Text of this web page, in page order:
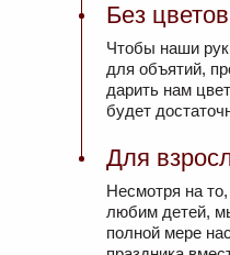
Без цветов
Чтобы наши
для объятий,
дарить нам
будет
Для
Несмотря на
любим детей,
полной мере